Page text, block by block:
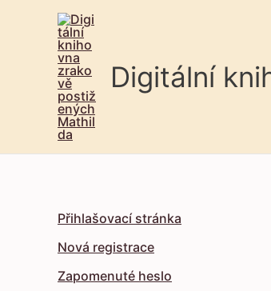
Digitální
Přihlašovací stránka
Nová registrace
Zapomenuté heslo